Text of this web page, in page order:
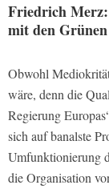
Friedrich
mit den
Obwohl
wäre, denn die
Regierung
sich auf banalste
Umfunktionierung
die Organisation